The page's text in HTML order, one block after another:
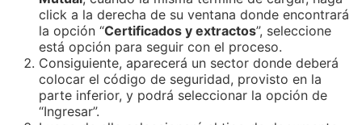
click a la derecha de su ventana donde encontrará
la opción “Certificados y extractos”, seleccione
está opción para seguir con el proceso.
Consiguiente, aparecerá un sector donde deberá
colocar el código de seguridad, provisto en la
parte inferior, y podrá seleccionar la opción de
“Ingresar”.